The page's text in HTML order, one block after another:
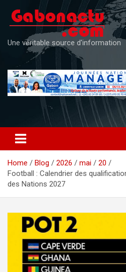
content
Une véritable source d'information
Home Blog 2026 mai
20
Football : Calendrier des
des Nations 2027